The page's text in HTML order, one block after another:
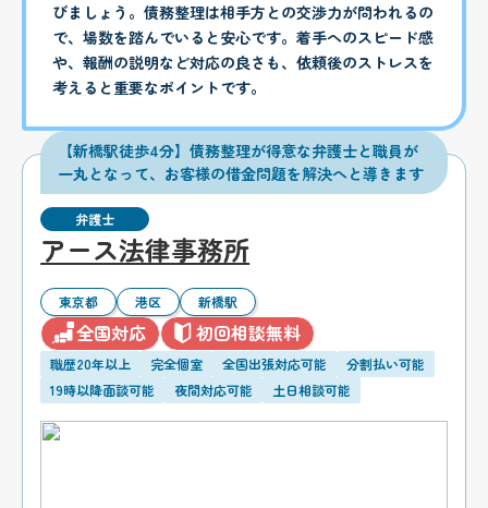
びましょう。債務整理は相手方との交渉力が問われるの
で、場数を踏んでいると安心です。着手へのスピード感
や、報酬の説明など対応の良さも、依頼後のストレスを
考えると重要なポイントです。
【新橋駅徒歩4分】債務整理が得意な弁護士と職員が
一丸となって、お客様の借金問題を解決へと導きます
弁護士
アース法律事務所
東京都 港区 新橋駅
全国対応 初回相談無料
職歴20年以上 完全個室 全国出張対応可能
分割払い可能
19時以降面談可能
夜間対応可能 土日相談可能